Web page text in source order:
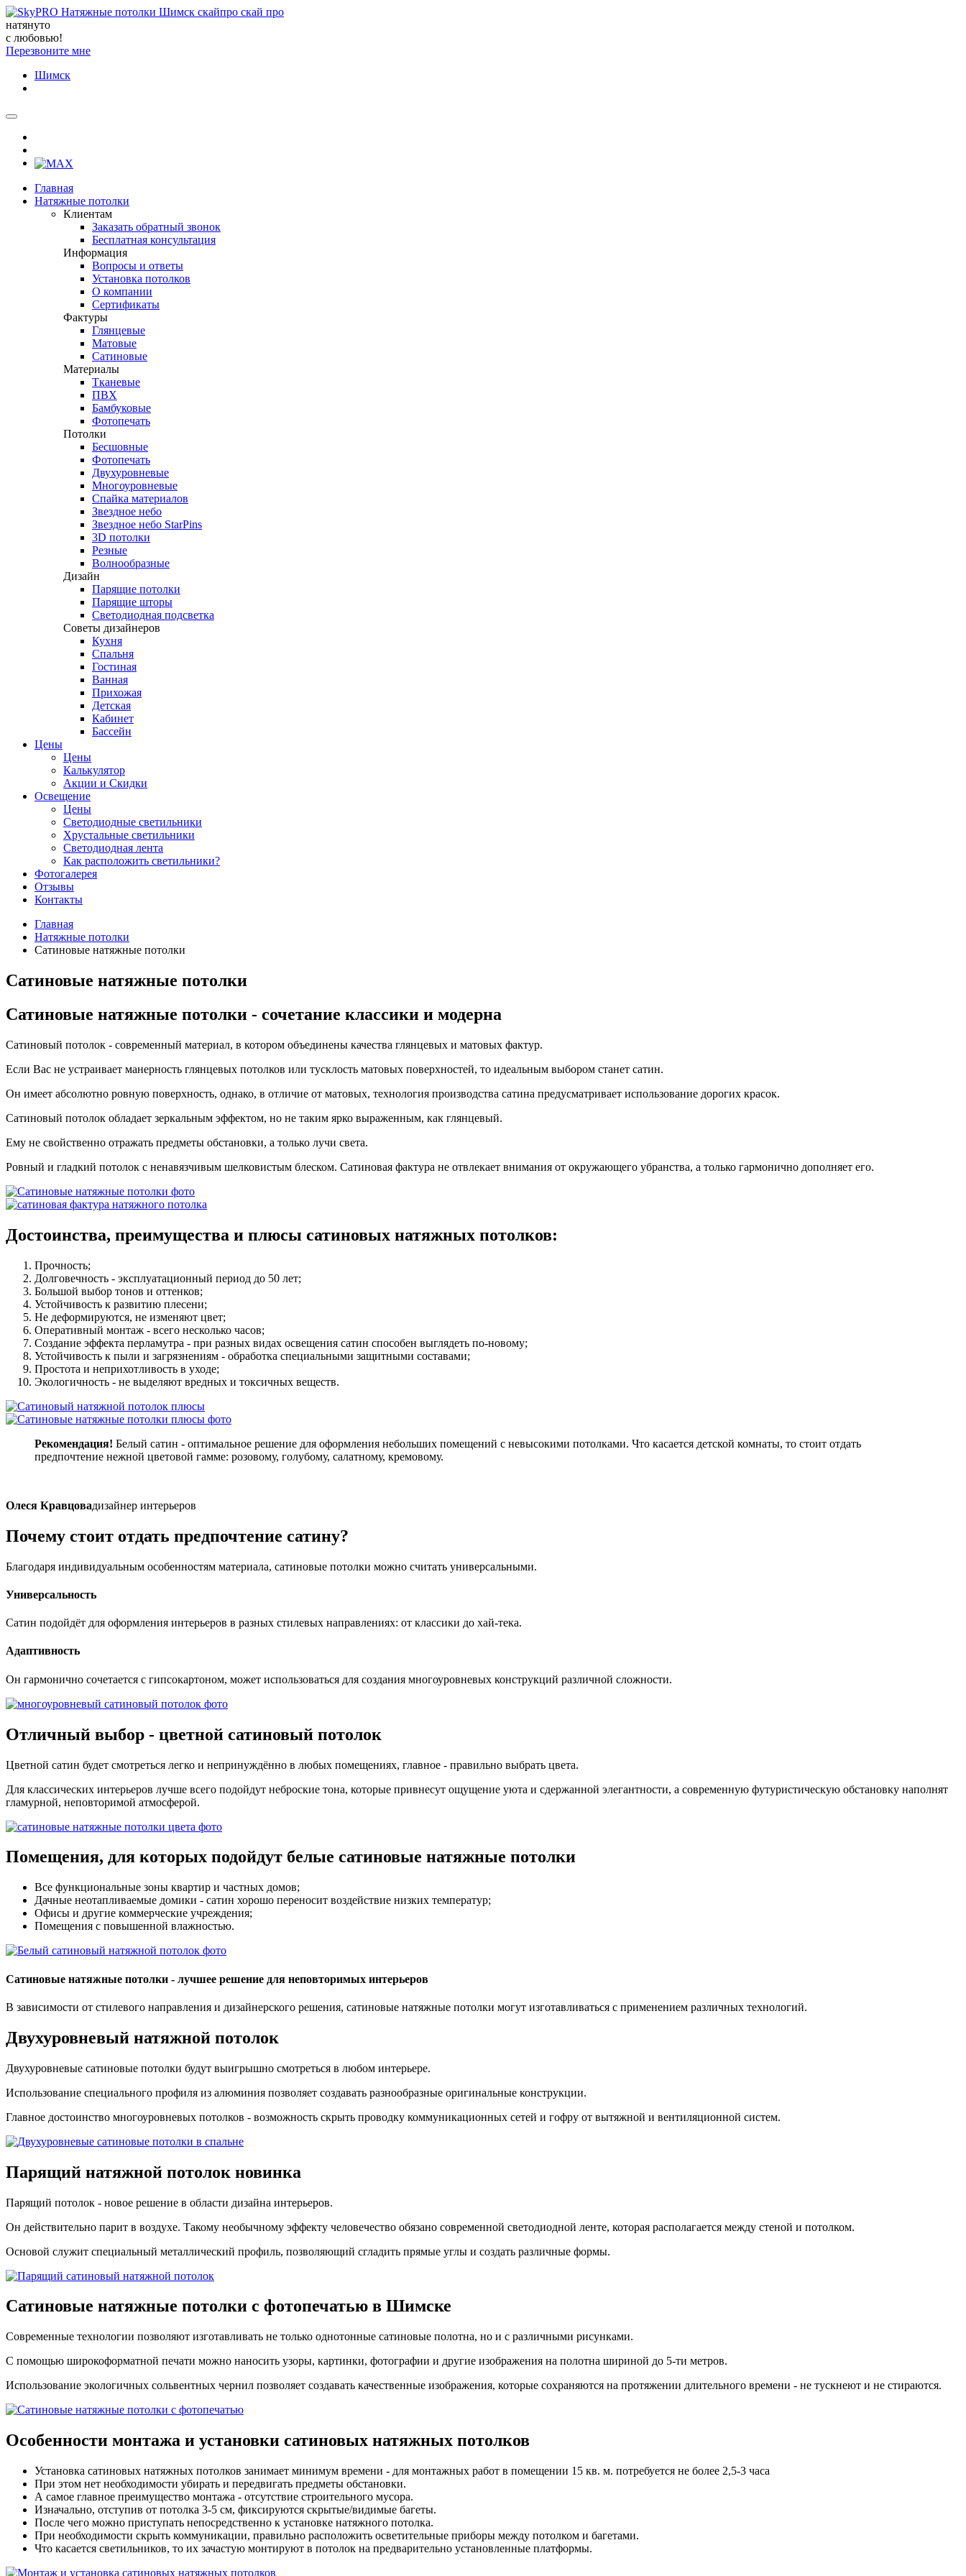
натянуто
с любовью!
Перезвоните мне
Шимск
Главная
Натяжные потолки
Клиентам
Заказать обратный звонок
Бесплатная консультация
Информация
Вопросы и ответы
Установка потолков
О компании
Сертификаты
Фактуры
Глянцевые
Матовые
Сатиновые
Материалы
Тканевые
ПВХ
Бамбуковые
Фотопечать
Потолки
Бесшовные
Фотопечать
Двухуровневые
Многоуровневые
Спайка материалов
Звездное небо
Звездное небо StarPins
3D потолки
Резные
Волнообразные
Дизайн
Парящие потолки
Парящие шторы
Светодиодная подсветка
Советы дизайнеров
Кухня
Спальня
Гостиная
Ванная
Прихожая
Детская
Кабинет
Бассейн
Цены
Цены
Калькулятор
Акции и Скидки
Освещение
Цены
Светодиодные светильники
Хрустальные светильники
Светодиодная лента
Как расположить светильники?
Фотогалерея
Отзывы
Контакты
Главная
Натяжные потолки
Сатиновые натяжные потолки
Сатиновые натяжные потолки
Сатиновые натяжные потолки - сочетание классики и модерна
Сатиновый потолок - современный материал, в котором объединены качества глянцевых и матовых фактур.
Если Вас не устраивает манерность глянцевых потолков или тусклость матовых поверхностей, то идеальным выбором станет сатин.
Он имеет абсолютно ровную поверхность, однако, в отличие от матовых, технология производства сатина предусматривает использование дорогих красок.
Сатиновый потолок обладает зеркальным эффектом, но не таким ярко выраженным, как глянцевый.
Ему не свойственно отражать предметы обстановки, а только лучи света.
Ровный и гладкий потолок с ненавязчивым шелковистым блеском. Сатиновая фактура не отвлекает внимания от окружающего убранства, а только гармонично дополняет его.
Достоинства, преимущества и плюсы сатиновых натяжных потолков:
Прочность;
Долговечность - эксплуатационный период до 50 лет;
Большой выбор тонов и оттенков;
Устойчивость к развитию плесени;
Не деформируются, не изменяют цвет;
Оперативный монтаж - всего несколько часов;
Создание эффекта перламутра - при разных видах освещения сатин способен выглядеть по-новому;
Устойчивость к пыли и загрязнениям - обработка специальными защитными составами;
Простота и неприхотливость в уходе;
Экологичность - не выделяют вредных и токсичных веществ.
Рекомендация! Белый сатин - оптимальное решение для оформления небольших помещений с невысокими потолками. Что касается детской комнаты, то стоит отдать
предпочтение нежной цветовой гамме: розовому, голубому, салатному, кремовому.
Олеся Кравцовадизайнер интерьеров
Почему стоит отдать предпочтение сатину?
Благодаря индивидуальным особенностям материала, сатиновые потолки можно считать универсальными.
Универсальность
Сатин подойдёт для оформления интерьеров в разных стилевых направлениях: от классики до хай-тека.
Адаптивность
Он гармонично сочетается с гипсокартоном, может использоваться для создания многоуровневых конструкций различной сложности.
Отличный выбор - цветной сатиновый потолок
Цветной сатин будет смотреться легко и непринуждённо в любых помещениях, главное - правильно выбрать цвета.
Для классических интерьеров лучше всего подойдут неброские тона, которые привнесут ощущение уюта и сдержанной элегантности, а современную футуристическую обстановку наполнят
гламурной, неповторимой атмосферой.
Помещения, для которых подойдут белые сатиновые натяжные потолки
Все функциональные зоны квартир и частных домов;
Дачные неотапливаемые домики - сатин хорошо переносит воздействие низких температур;
Офисы и другие коммерческие учреждения;
Помещения с повышенной влажностью.
Сатиновые натяжные потолки - лучшее решение для неповторимых интерьеров
В зависимости от стилевого направления и дизайнерского решения, сатиновые натяжные потолки могут изготавливаться с применением различных технологий.
Двухуровневый натяжной потолок
Двухуровневые сатиновые потолки будут выигрышно смотреться в любом интерьере.
Использование специального профиля из алюминия позволяет создавать разнообразные оригинальные конструкции.
Главное достоинство многоуровневых потолков - возможность скрыть проводку коммуникационных сетей и гофру от вытяжной и вентиляционной систем.
Парящий натяжной потолок новинка
Парящий потолок - новое решение в области дизайна интерьеров.
Он действительно парит в воздухе. Такому необычному эффекту человечество обязано современной светодиодной ленте, которая располагается между стеной и потолком.
Основой служит специальный металлический профиль, позволяющий сгладить прямые углы и создать различные формы.
Сатиновые натяжные потолки с фотопечатью в Шимске
Современные технологии позволяют изготавливать не только однотонные сатиновые полотна, но и с различными рисунками.
С помощью широкоформатной печати можно наносить узоры, картинки, фотографии и другие изображения на полотна шириной до 5-ти метров.
Использование экологичных сольвентных чернил позволяет создавать качественные изображения, которые сохраняются на протяжении длительного времени - не тускнеют и не стираются.
Особенности монтажа и установки сатиновых натяжных потолков
Установка сатиновых натяжных потолков занимает минимум времени - для монтажных работ в помещении 15 кв. м. потребуется не более 2,5-3 часа
При этом нет необходимости убирать и передвигать предметы обстановки.
А самое главное преимущество монтажа - отсутствие строительного мусора.
Изначально, отступив от потолка 3-5 см, фиксируются скрытые/видимые багеты.
После чего можно приступать непосредственно к установке натяжного потолка.
При необходимости скрыть коммуникации, правильно расположить осветительные приборы между потолком и багетами.
Что касается светильников, то их зачастую монтируют в потолок на предварительно установленные платформы.